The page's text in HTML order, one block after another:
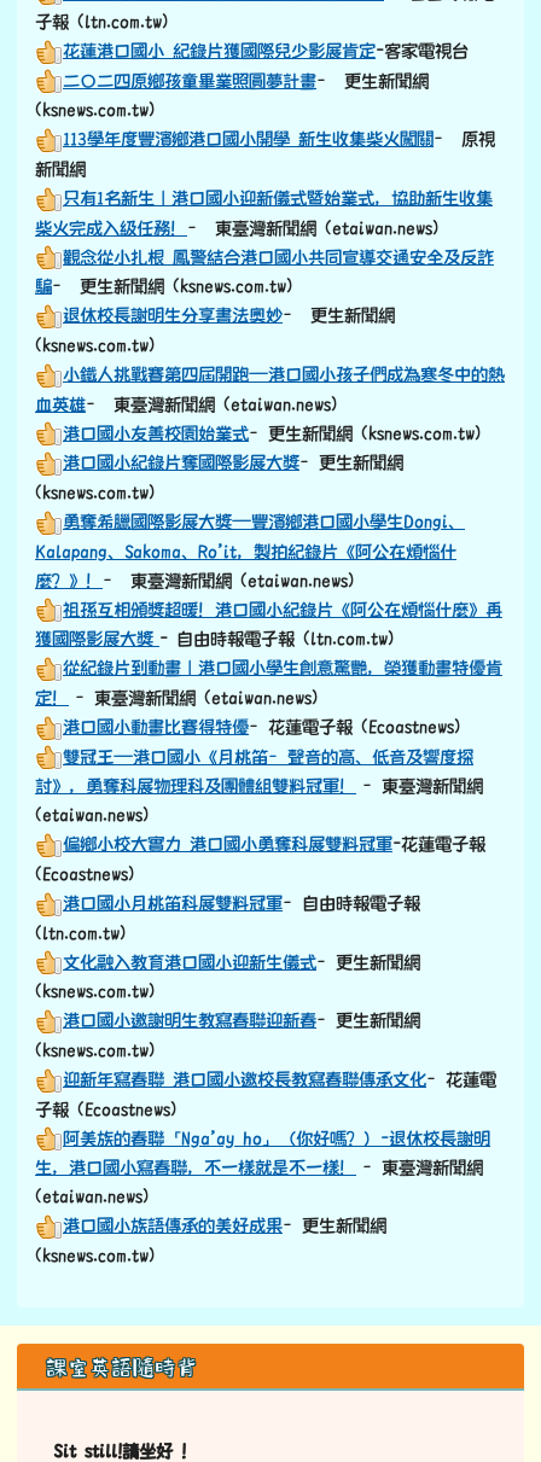
子報 (ltn.com.tw)
花蓮港口國小 紀錄片獲國際兒少影展肯定-客家電視台
二〇二四原鄉孩童畢業照圓夢計畫– 更生新聞網
(ksnews.com.tw)
113學年度豐濱鄉港口國小開學 新生收集柴火闖關– 原視
新聞網
只有1名新生｜港口國小迎新儀式暨始業式，協助新生收集
柴火完成入級任務！ – 東臺灣新聞網 (etaiwan.news)
觀念從小扎根 鳳警結合港口國小共同宣導交通安全及反詐
騙– 更生新聞網 (ksnews.com.tw)
退休校長謝明生分享書法奧妙– 更生新聞網
(ksnews.com.tw)
小鐵人挑戰賽第四屆開跑—港口國小孩子們成為寒冬中的熱
血英雄– 東臺灣新聞網 (etaiwan.news)
港口國小友善校園始業式–更生新聞網 (ksnews.com.tw)
港口國小紀錄片奪國際影展大獎–更生新聞網
(ksnews.com.tw)
勇奪希臘國際影展大獎—豐濱鄉港口國小學生Dongi、
Kalapang、Sakoma、Ro’it，製拍紀錄片《阿公在煩惱什
麼？》！ – 東臺灣新聞網 (etaiwan.news)
祖孫互相頒獎超暖！港口國小紀錄片《阿公在煩惱什麼》再
獲國際影展大獎 - 自由時報電子報 (ltn.com.tw)
從紀錄片到動畫｜港口國小學生創意驚艷，榮獲動畫特優肯
定！
–東臺灣新聞網 (etaiwan.news)
港口國小動畫比賽得特優–花蓮電子報 (Ecoastnews)
雙冠王—港口國小《月桃笛–聲音的高、低音及響度探
討》，勇奪科展物理科及團體組雙料冠軍！
–東臺灣新聞網
(etaiwan.news)
偏鄉小校大實力 港口國小勇奪科展雙料冠軍-花蓮電子報
(Ecoastnews)
港口國小月桃笛科展雙料冠軍–自由時報電子報
(ltn.com.tw)
文化融入教育港口國小迎新生儀式–更生新聞網
(ksnews.com.tw)
港口國小邀謝明生教寫春聯迎新春–更生新聞網
(ksnews.com.tw)
迎新年寫春聯 港口國小邀校長教寫春聯傳承文化–花蓮電
子報 (Ecoastnews)
阿美族的春聯「Nga’ay ho」（你好嗎？）-退休校長謝明
生，港口國小寫春聯，不一樣就是不一樣！
–東臺灣新聞網
(etaiwan.news)
港口國小族語傳承的美好成果–更生新聞網
(ksnews.com.tw)
左邊區域內容
課室英語隨時背
Sit still!請坐好 !